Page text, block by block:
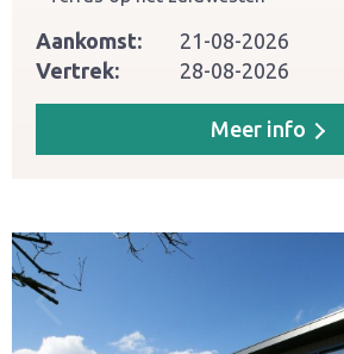
Aankomst:
21-08-2026
Vertrek:
28-08-2026
Meer info